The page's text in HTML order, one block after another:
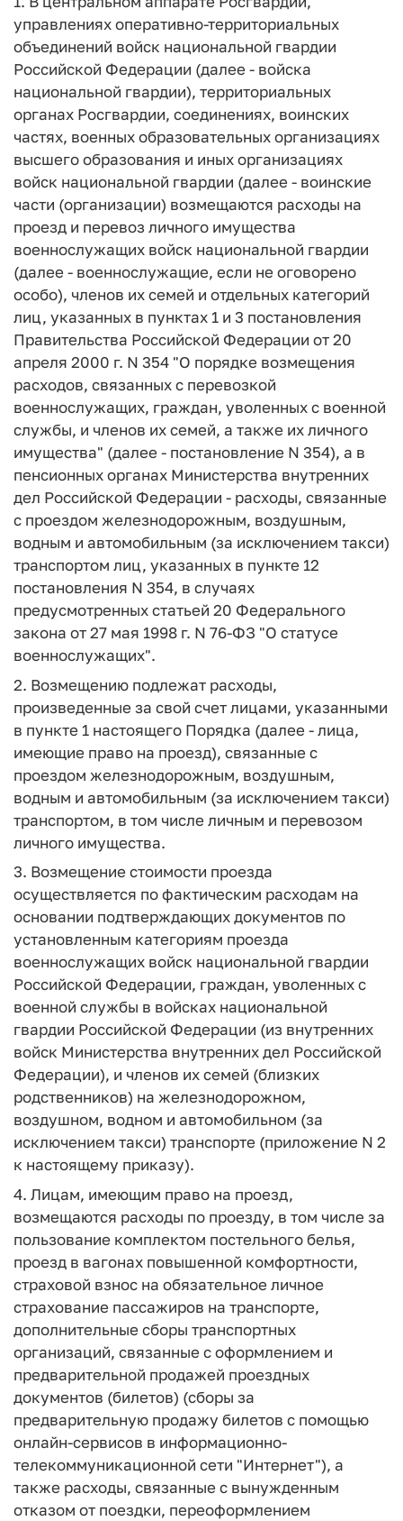
управлениях оперативно-территориальных
объединений войск национальной гвардии
Российской Федерации (далее - войска
национальной гвардии), территориальных
органах Росгвардии, соединениях, воинских
частях, военных образовательных организациях
высшего образования и иных организациях
войск национальной гвардии (далее - воинские
части (организации) возмещаются расходы на
проезд и перевоз личного имущества
военнослужащих войск национальной гвардии
(далее - военнослужащие, если не оговорено
особо), членов их семей и отдельных категорий
лиц, указанных в пунктах 1 и 3 постановления
Правительства Российской Федерации от 20
апреля 2000 г. N 354 "О порядке возмещения
расходов, связанных с перевозкой
военнослужащих, граждан, уволенных с военной
службы, и членов их семей, а также их личного
имущества" (далее - постановление N 354), а в
пенсионных органах Министерства внутренних
дел Российской Федерации - расходы, связанные
с проездом железнодорожным, воздушным,
водным и автомобильным (за исключением такси)
транспортом лиц, указанных в пункте 12
постановления N 354, в случаях
предусмотренных статьей 20 Федерального
закона от 27 мая 1998 г. N 76-ФЗ "О статусе
военнослужащих".
2. Возмещению подлежат расходы,
произведенные за свой счет лицами, указанными
в пункте 1 настоящего Порядка (далее - лица,
имеющие право на проезд), связанные с
проездом железнодорожным, воздушным,
водным и автомобильным (за исключением такси)
транспортом, в том числе личным и перевозом
личного имущества.
3. Возмещение стоимости проезда
осуществляется по фактическим расходам на
основании подтверждающих документов по
установленным категориям проезда
военнослужащих войск национальной гвардии
Российской Федерации, граждан, уволенных с
военной службы в войсках национальной
гвардии Российской Федерации (из внутренних
войск Министерства внутренних дел Российской
Федерации), и членов их семей (близких
родственников) на железнодорожном,
воздушном, водном и автомобильном (за
исключением такси) транспорте (приложение N 2
к настоящему приказу).
4. Лицам, имеющим право на проезд,
возмещаются расходы по проезду, в том числе за
пользование комплектом постельного белья,
проезд в вагонах повышенной комфортности,
страховой взнос на обязательное личное
страхование пассажиров на транспорте,
дополнительные сборы транспортных
организаций, связанные с оформлением и
предварительной продажей проездных
документов (билетов) (сборы за
предварительную продажу билетов с помощью
онлайн-сервисов в информационно-
телекоммуникационной сети "Интернет"), а
также расходы, связанные с вынужденным
отказом от поездки, переоформлением